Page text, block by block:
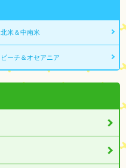
北米＆中南米
ビーチ＆オセアニア